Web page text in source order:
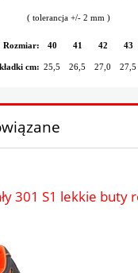
( tolerancja +/- 2 mm )
40 41 42 43
cm: 25,5 26,5 27,0 27,5
301 S1 lekkie buty